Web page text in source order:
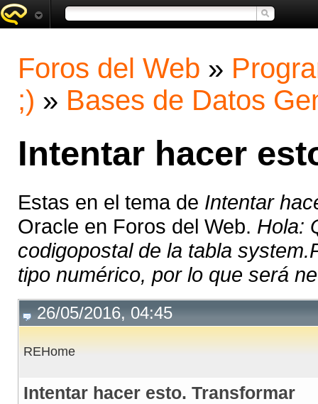
Foros del Web »
;) » Bases de Datos
Intentar hacer
Estas en el tema de Intentar
Oracle en Foros del Web. Hola:
codigopostal de la tabla
tipo numérico, por lo que será
26/05/2016, 04:45
REHome
Intentar hacer esto. Transformar